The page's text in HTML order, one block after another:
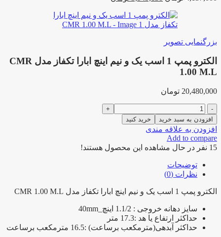
4,157,000 تومان
بود.
3,949,150 تومان.
بزرگنمایی تصویر
الکترو پمپ 1 اسب یک و نیم اینچ ابارا تکفاز مدل CMR
1.00 M.L
20,480,000 تومان
الکترو
پمپ
1
اسب
یک
نیم
اینچ
تکفاز
CMR
1.00
M.L
افزودن به سبد خرید خرید کنید
افزودن به علاقه مندی
Add to compare
15 نفر در حال مشاهده این محصول هستند!
توضیحات
نظرات (0)
الکترو پمپ 1 اسب یک و نیم اینچ ابارا تکفاز مدل CMR 1.00 M.L
سایز دهانه خروجی : 1.1/2 اینچ_40mm
حداکثر ارتفاع یا هد :17.3 متر
حداکثر آبدهی(مترمکعب برساعت) :16.5 مترمکعب برساعت